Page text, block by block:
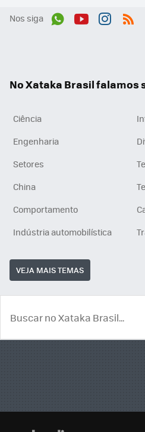
Nos siga
No Xataka Brasil falamos
Ciência
Engenharia
Setores
China
Comportamento
Indústria automobilística
VEJA MAIS TEMAS